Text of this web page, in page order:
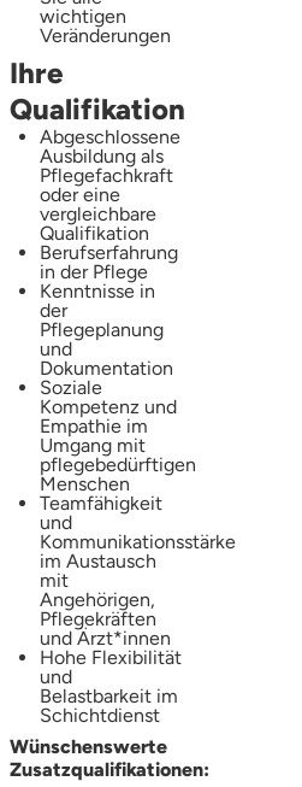
wichtigen
Veränderungen
Ihre
Qualifikation
Abgeschlossene
Ausbildung als
Pflegefachkraft
oder eine
vergleichbare
Qualifikation
Berufserfahrung
in der Pflege
Kenntnisse in
der
Pflegeplanung
und
Dokumentation
Soziale
Kompetenz und
Empathie im
Umgang mit
pflegebedürftigen
Menschen
Teamfähigkeit
und
Kommunikationsstärke
im Austausch
mit
Angehörigen,
Pflegekräften
und Ärzt*innen
Hohe Flexibilität
und
Belastbarkeit im
Schichtdienst
Wünschenswerte
Zusatzqualifikationen: